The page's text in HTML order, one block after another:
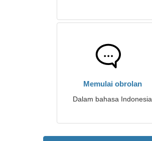
Memulai obrolan
Dalam bahasa Indonesia